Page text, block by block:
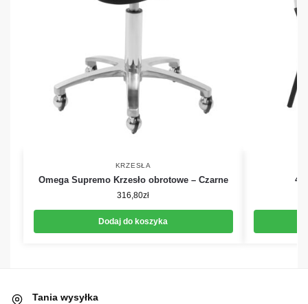
KRZESŁA
Omega Supremo Krzesło obrotowe – Czarne
316,80zł
Dodaj do koszyka
Tania wysyłka